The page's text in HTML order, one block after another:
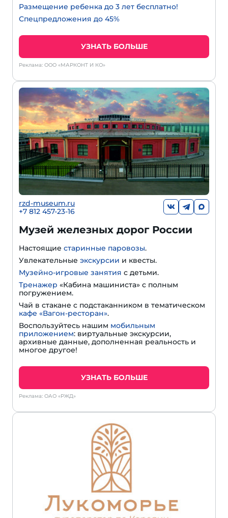
Размещение ребенка до 3 лет бесплатно!
Спецпредложения до 45%
УЗНАТЬ БОЛЬШЕ
Реклама: ООО «МАРКОНТ И КО»
rzd-museum.ru
+7 812 457-23-16
Музей железных дорог России
Настоящие старинные паровозы.
Увлекательные экскурсии и квесты.
Музейно-игровые занятия с детьми.
Тренажер «Кабина машиниста» с полным
погружением.
Чай в стакане с подстаканником в тематическом
кафе «Вагон-ресторан».
Воспользуйтесь нашим мобильным
приложением: виртуальные экскурсии,
архивные данные, дополненная реальность и
многое другое!
УЗНАТЬ БОЛЬШЕ
Реклама: ОАО «РЖД»